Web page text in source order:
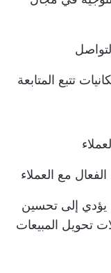
مع العملاء
يؤدي إلى تحسين
تحويل المبيعات